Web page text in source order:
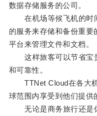
数据存储服务的公司。
在机场等候飞机的时
的服务来存储和备份重
平台来管理文件和文档。
这样旅客可以节省宝
和可靠性。
TTNet Cloud在各大机
球范围内享受到他们提供
无论是商务旅行还是